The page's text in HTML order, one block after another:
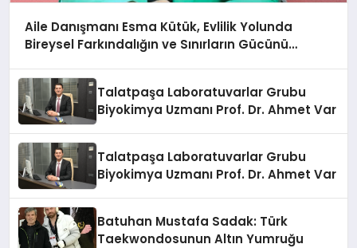
Aile Danışmanı Esma Kütük, Evlilik Yolunda
Bireysel Farkındalığın ve Sınırların Gücünü
Talatpaşa Laboratuvarlar Grubu
Biyokimya Uzmanı Prof. Dr. Ahmet Var
Talatpaşa Laboratuvarlar Grubu
Biyokimya Uzmanı Prof. Dr. Ahmet Var
Batuhan Mustafa Sadak: Türk
Taekwondosunun Altın Yumruğu